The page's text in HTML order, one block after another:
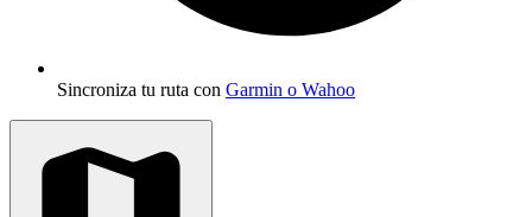
Sincroniza tu ruta con Garmin o Wahoo